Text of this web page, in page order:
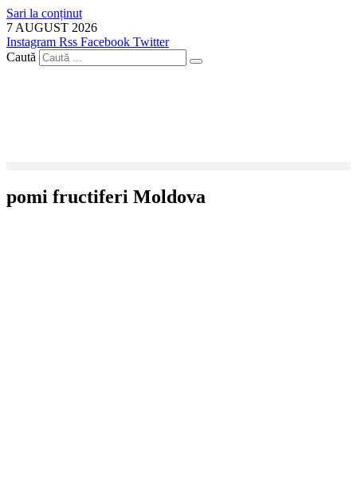
Sari la conținut
7 AUGUST 2026
Instagram Rss Facebook Twitter
Caută
pomi fructiferi Moldova